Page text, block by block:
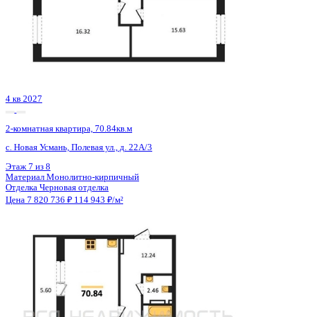
4 кв 2027
2-комнатная квартира, 70.84кв.м
с. Новая Усмань, Полевая ул., д. 22А/3
5 из 8
Монолитно-кирпичный
Отделка Черновая отделка